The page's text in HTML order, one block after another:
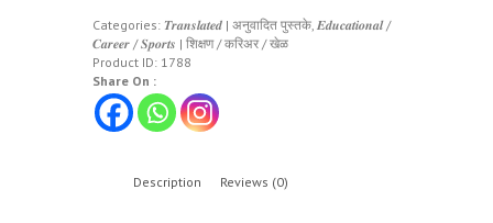
Categories: 𝑻𝒓𝒂𝒏𝒔𝒍𝒂𝒕𝒆𝒅 | अनुवादित पुस्तके, 𝑬𝒅𝒖𝒄𝒂𝒕𝒊𝒐𝒏𝒂𝒍 /
𝑪𝒂𝒓𝒆𝒆𝒓 / 𝑺𝒑𝒐𝒓𝒕𝒔 | शिक्षण / करिअर / खेळ
Product ID: 1788
Share On :
Description Reviews (0)